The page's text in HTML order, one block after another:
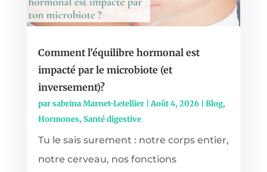
Comment l’équilibre hormonal est
impacté par le microbiote (et
inversement)?
parsabrina Marnet-Letellier|Août 4, 2026| Blog,
Hormones, Santé digestive
Tu le sais surement : notre corps entier,
notre cerveau, nos fonctions